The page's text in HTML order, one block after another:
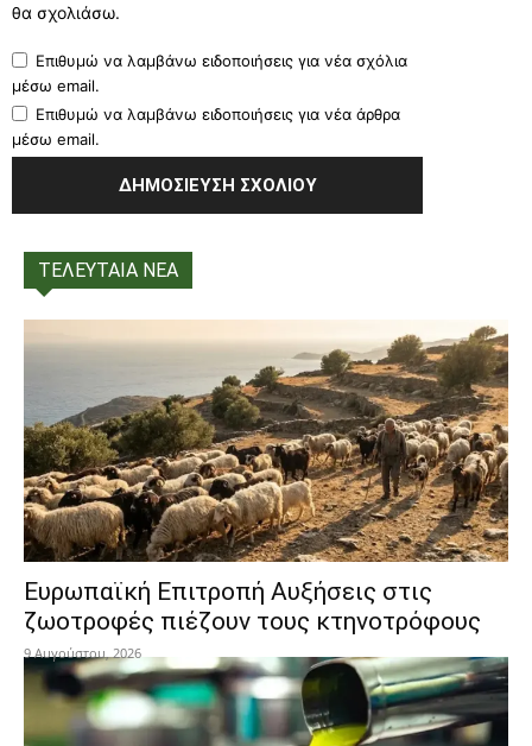
θα σχολιάσω.
Επιθυμώ να λαμβάνω ειδοποιήσεις για νέα σχόλια
μέσω email.
Επιθυμώ να λαμβάνω ειδοποιήσεις για νέα άρθρα
μέσω email.
ΤΕΛΕΥΤΑΙΑ ΝΕΑ
Ευρωπαϊκή Επιτροπή Αυξήσεις στις
ζωοτροφές πιέζουν τους κτηνοτρόφους
9 Αυγούστου, 2026